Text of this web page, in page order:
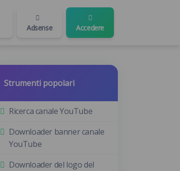
Adsense Accedere
Strumenti popolari
Ricerca canale YouTube
Downloader banner canale
YouTube
Downloader del logo del